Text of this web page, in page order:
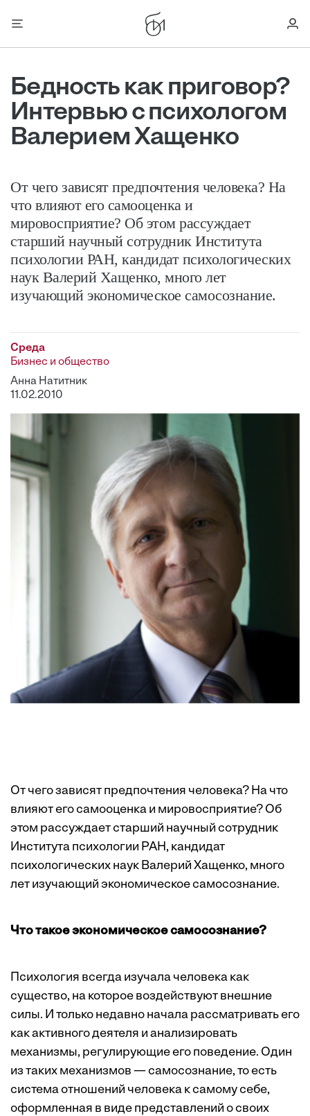
Бедность как приговор?
Интервью с психологом
Валерием Хащенко
От чего зависят предпочтения человека? На
что влияют его самооценка и
мировосприятие? Об этом рассуждает
старший научный сотрудник Института
психологии РАН, кандидат психологических
наук Валерий Хащенко, много лет
изучающий экономическое самосознание.
Среда
Бизнес и общество
Анна Натитник
11.02.2010
От чего зависят предпочтения человека? На что
влияют его самооценка и мировосприятие? Об
этом рассуждает старший научный сотрудник
Института психологии РАН, кандидат
психологических наук Валерий Хащенко, много
лет изучающий экономическое самосознание.
Что такое экономическое самосознание?
Психология всегда изучала человека как
существо, на которое воздействуют внешние
силы. И только недавно начала рассматривать его
как активного деятеля и анализировать
механизмы, регулирующие его поведение. Один
из таких механизмов — самосознание, то есть
система отношений человека к самому себе,
оформленная в виде представлений о своих